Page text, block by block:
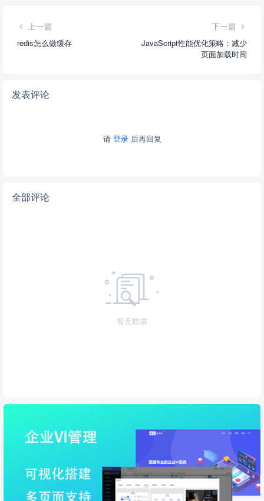
上一篇
redis怎么做缓存
下一篇
JavaScript性能优化策略：减少
页面加载时间
发表评论
请 登录后再回复
全部评论
暂无数据